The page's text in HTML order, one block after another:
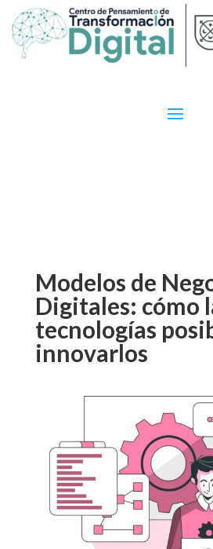
Modelos de
Digitales: cómo
tecnologías
innovarlos